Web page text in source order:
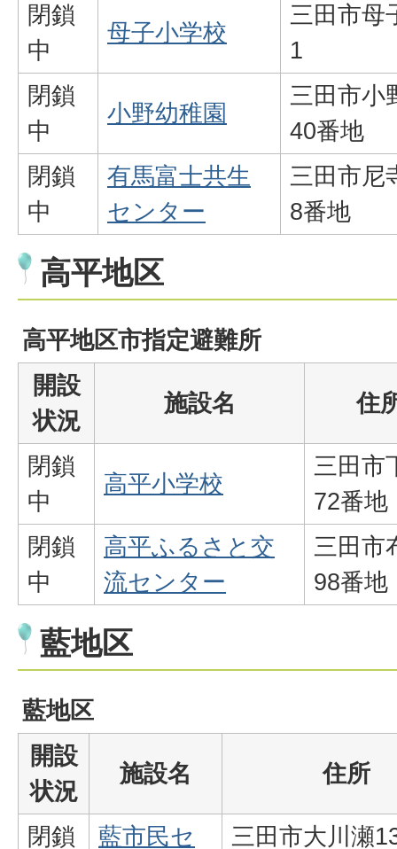
閉鎖
中
母子小学校
三田市母
1
閉鎖
中
小野幼稚園
三田市小
40番地
閉鎖
中
有馬富士共生
センター
三田市尼
8番地
高平地区
高平地区市指定避難所
開設
状況
施設名 住
閉鎖
中
高平小学校
三田市
72番地
閉鎖
中
高平ふるさと交
流センター
三田市
98番地
藍地区
藍地区
開設
状況
施設名 住所
閉鎖 藍市民セ 三田市大川瀬